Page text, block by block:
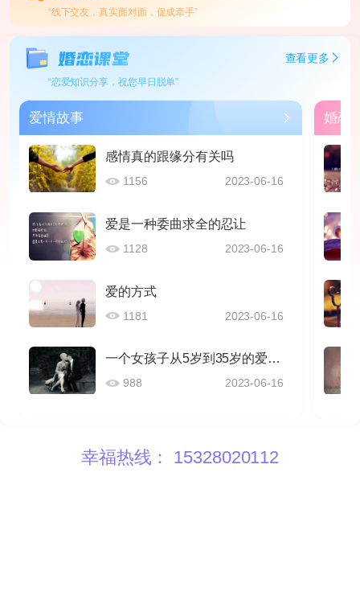
“线下交友，真实面对面，促成牵手”
查看更多
“恋爱知识分享，祝您早日脱单”
爱情故事
感情真的跟缘分有关吗
1156 2023-06-16
爱是一种委曲求全的忍让
1128 2023-06-16
爱的方式
1181 2023-06-16
一个女孩子从5岁到35岁的爱情感悟
988 2023-06-16
婚恋
幸福热线： 15328020112